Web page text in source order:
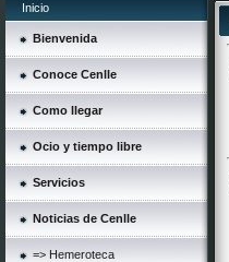
Inicio
Bienvenida
Conoce Cenlle
Como llegar
Ocio y tiempo libre
Servicios
Noticias de Cenlle
=> Hemeroteca